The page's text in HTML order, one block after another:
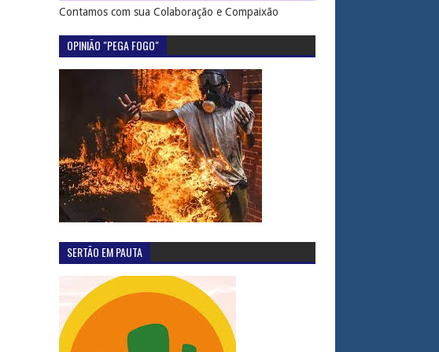
Contamos com sua Colaboração e Compaixão
OPINIÃO "PEGA FOGO"
SERTÃO EM PAUTA